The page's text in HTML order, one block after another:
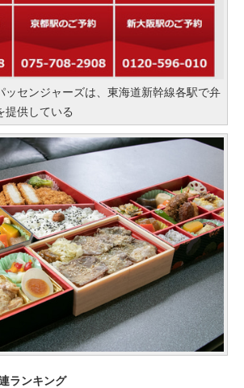
ッセンジャーズは、東海道新幹線各駅で弁
提供している
ランキング